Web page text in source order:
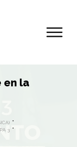
en la
3